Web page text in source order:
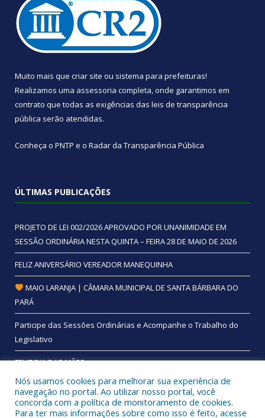
Muito mais que criar site ou sistema para prefeituras!
Realizamos uma assessoria completa, onde garantimos em
contrato que todas as exigências das leis de transparência
pública serão atendidas.
Conheça o PNTP e o Radar da Transparência Pública
ÚLTIMAS PUBLICAÇÕES
PROJETO DE LEI 002/2026 APROVADO POR UNANIMIDADE EM
SESSÃO ORDINÁRIA NESTA QUINTA – FEIRA 28 DE MAIO DE 2026
FELIZ ANIVERSÁRIO VEREADOR MANEQUINHA
MAIO LARANJA | CÂMARA MUNICIPAL DE SANTA BÁRBARA DO
PARÁ
Participe das Sessões Ordinárias e Acompanhe o Trabalho do
Legislativo
FELIZ DIA DAS MÃES
Nós usamos cookies para melhorar sua experiência de
navegação no portal. Ao utilizar nosso portal, você
concorda com a política de monitoramento de cookies.
Para ter mais informações sobre como isso é feito, acesse